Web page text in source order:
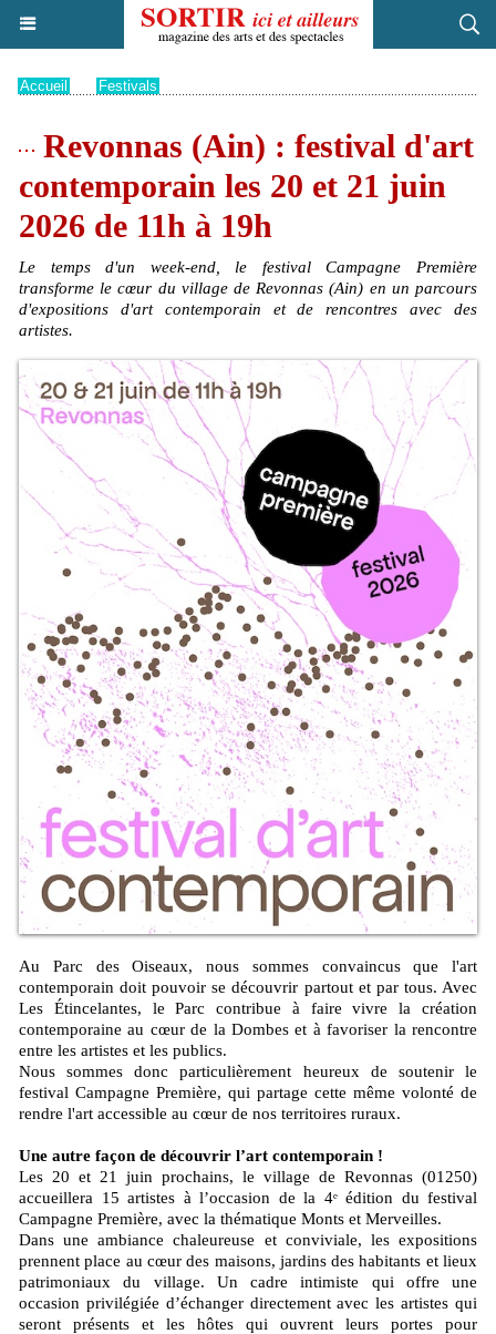
Accueil Festivals
Revonnas (Ain) : festival d'art
contemporain les 20 et 21 juin
2026 de 11h à 19h
Le temps d'un week-end, le festival Campagne Première
transforme le cœur du village de Revonnas (Ain) en un parcours
d'expositions d'art contemporain et de rencontres avec des
artistes.
Au Parc des Oiseaux, nous sommes convaincus que l'art
contemporain doit pouvoir se découvrir partout et par tous. Avec
Les Étincelantes, le Parc contribue à faire vivre la création
contemporaine au cœur de la Dombes et à favoriser la rencontre
entre les artistes et les publics.
Nous sommes donc particulièrement heureux de soutenir le
festival Campagne Première, qui partage cette même volonté de
rendre l'art accessible au cœur de nos territoires ruraux.
Une autre façon de découvrir l’art contemporain !
Les 20 et 21 juin prochains, le village de Revonnas (01250)
accueillera 15 artistes à l’occasion de la 4ᵉ édition du festival
Campagne Première, avec la thématique Monts et Merveilles.
Dans une ambiance chaleureuse et conviviale, les expositions
prennent place au cœur des maisons, jardins des habitants et lieux
patrimoniaux du village. Un cadre intimiste qui offre une
occasion privilégiée d’échanger directement avec les artistes qui
seront présents et les hôtes qui ouvrent leurs portes pour